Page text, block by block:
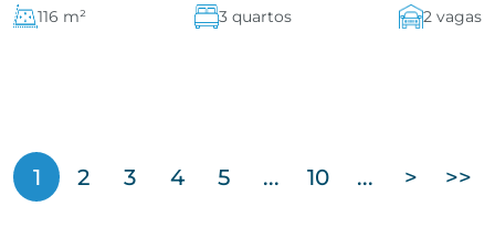
116 m² 3 quartos 2 vagas
1 2 3 4 5 ... 10 ... > >>